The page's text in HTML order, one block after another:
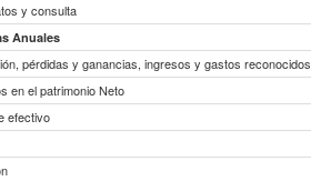
y consulta
Anuales
pérdidas y ganancias, ingresos y gastos reconocidos
en el patrimonio Neto
efectivo